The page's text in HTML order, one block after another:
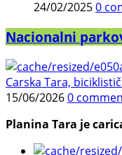
24/02/20250
Nacionalni
Carska Tara,
15/06/20260
Planina Tara je